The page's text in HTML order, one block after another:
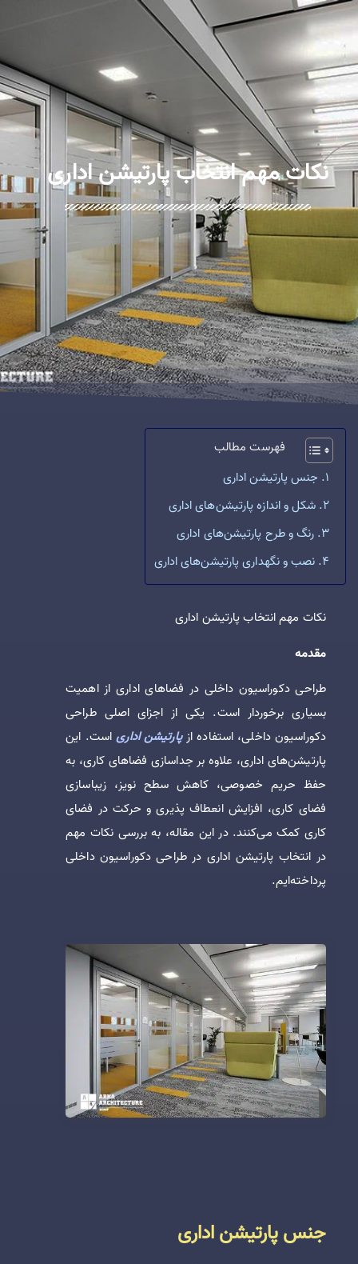
نکات مهم انتخاب پارتیشن اداری
فهرست مطالب
جنس پارتیشن‌ اداری
شکل و اندازه پارتیشن‌های اداری
رنگ و طرح پارتیشن‌های اداری
نصب و نگهداری پارتیشن‌های اداری
نکات مهم انتخاب پارتیشن اداری
مقدمه
طراحی دکوراسیون داخلی در فضاهای اداری از اهمیت
بسیاری برخوردار است. یکی از اجزای اصلی طراحی
دکوراسیون داخلی، استفاده ازپارتیشن‌ اداریاست. این
پارتیشن‌های اداری، علاوه بر جداسازی فضاهای کاری، به
حفظ حریم خصوصی، کاهش سطح نویز، زیباسازی
فضای کاری، افزایش انعطاف پذیری و حرکت در فضای
کاری کمک می‌کنند. در این مقاله، به بررسی نکات مهم
در انتخاب پارتیشن اداری در طراحی دکوراسیون داخلی
پرداخته‌ایم.
جنس پارتیشن‌ اداری